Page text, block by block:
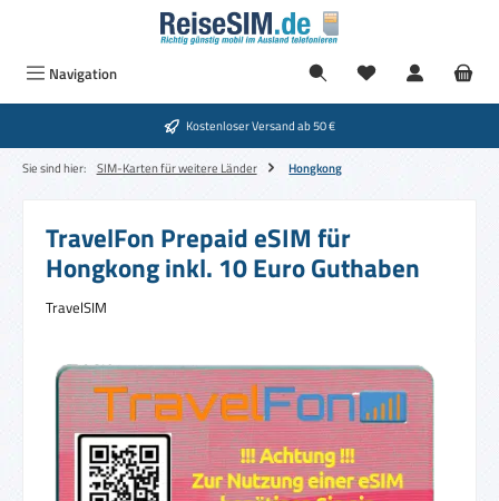
Zum Hauptinhalt springen
Navigation
Kostenloser Versand ab 50 €
Sie sind hier: SIM-Karten für weitere Länder Hongkong
TravelFon Prepaid eSIM für
Hongkong inkl. 10 Euro Guthaben
TravelSIM
Bildergalerie überspringen